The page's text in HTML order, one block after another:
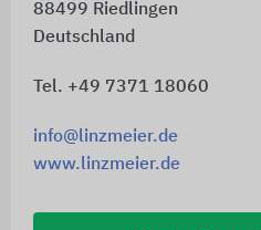
88499 Riedlingen
Deutschland
Tel. +49 7371 18060
info@linzmeier.de
www.linzmeier.de